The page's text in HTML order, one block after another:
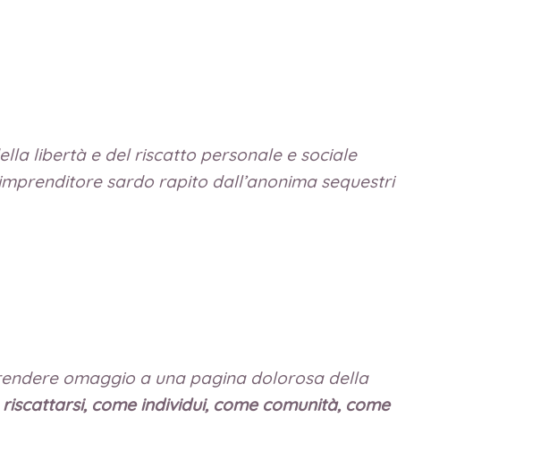
libertà e del riscatto personale e sociale
sardo rapito dall’anonima sequestri
omaggio a una pagina dolorosa della
riscattarsi, come individui, come comunità, come